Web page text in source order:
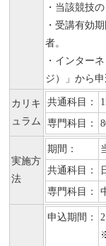
・当該競技
・受講有効
者。
・インター
ジ）」から申
カリキ
ュラム
共通科目：
専門科目：
実施方
法
期間：
共通科目：
専門科目：
申込期間：